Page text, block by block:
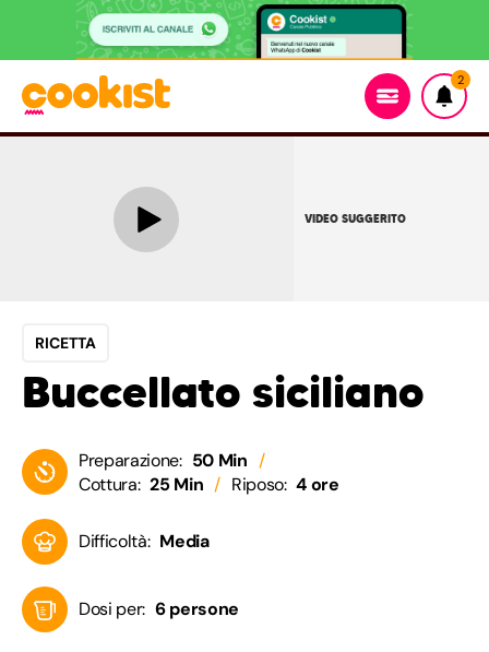
2
VIDEO SUGGERITO
RICETTA
Buccellato siciliano
Preparazione: 50 Min
Cottura: 25 Min Riposo: 4 ore
Difficoltà: Media
Dosi per: 6 persone